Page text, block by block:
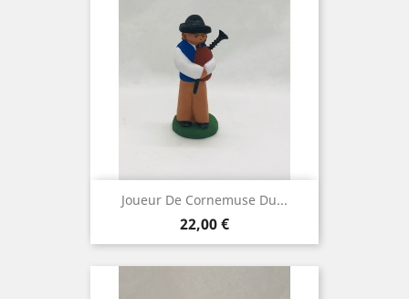
Joueur De Cornemuse Du...
Prix
22,00 €